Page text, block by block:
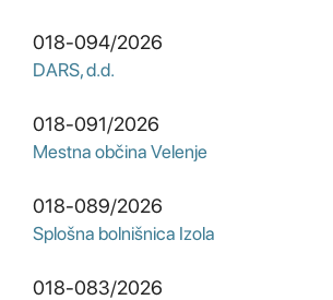
018-094/2026
DARS, d.d.
018-091/2026
Mestna občina Velenje
018-089/2026
Splošna bolnišnica Izola
018-083/2026